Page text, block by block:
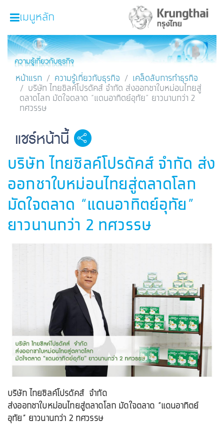
หน้าหลัก
ผลิตภัณฑ์และบริการ
โปรโมชั่น
ความรู้เกี่ยวกับธุรกิจ
SME Focus Magazine
คำนวณสินเชื่อเบื้องต้น
ค้นหาจุดบริการ
FOLLOW USKrungthai SME​
เมนูหลัก
หน้าแรก ความรู้เกี่ยวกับธุรกิจ
เคล็ดลับการทำธุรกิจ
บริษัท ไทยซิลค์โปรดัคส์ จำกัด ส่งออกชาใบหม่อนไทยสู่
ตลาดโลก มัดใจตลาด “แดนอาทิตย์อุทัย” ยาวนานกว่า 2
ทศวรรษ
แชร์หน้านี้ Facebook
บริษัท ไทยซิลค์โปรดัคส์ จำกัด ส่ง
ออกชาใบหม่อนไทยสู่ตลาดโลก
มัดใจตลาด “แดนอาทิตย์อุทัย”
ยาวนานกว่า 2 ทศวรรษ
บริษัท ไทยซิลค์โปรดัคส์ จำกัด
ส่งออกชาใบหม่อนไทยสู่ตลาดโลก มัดใจตลาด “แดนอาทิตย์
อุทัย” ยาวนานกว่า 2 ทศวรรษ